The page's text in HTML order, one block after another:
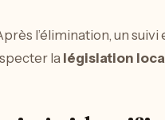
l’élimination, un
la législation